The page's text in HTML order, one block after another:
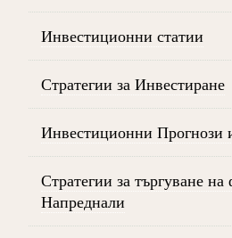
Инвестиционни статии
Стратегии за Инвестиране
Инвестиционни Прогнози
Стратегии за търгуване на
Напреднали